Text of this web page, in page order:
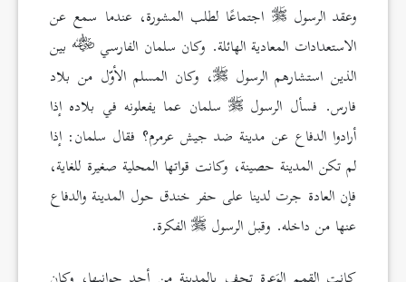
وعقد الرسول
اجتماعًا لطلب المشورة، عندما سمع عن
الاستعدادات المعادية الهائلة. وكان سلمان الفارسي
بين
الذين استشارهم الرسول ، وكان المسلم الأوّل من بلاد
فارس. فسأل الرسول
سلمان عما يفعلونه في بلاده إذا
أرادوا الدفاع عن مدينة ضد جيش عرمرم؟ فقال سلمان: إذا
لم تكن المدينة حصينة، وكانت قواتها المحلية صغيرة للغاية،
فإن العادة جرت لدينا على حفر خندق حول المدينة والدفاع
عنها من داخله. وقبل الرسول
الفكرة.